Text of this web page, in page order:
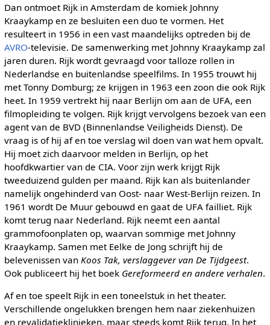
Dan ontmoet Rijk in Amsterdam de komiek Johnny
Kraaykamp en ze besluiten een duo te vormen. Het
resulteert in 1956 in een vast maandelijks optreden bij de
AVRO-televisie. De samenwerking met Johnny Kraaykamp zal
jaren duren. Rijk wordt gevraagd voor talloze rollen in
Nederlandse en buitenlandse speelfilms. In 1955 trouwt hij
met Tonny Domburg; ze krijgen in 1963 een zoon die ook Rijk
heet. In 1959 vertrekt hij naar Berlijn om aan de UFA, een
filmopleiding te volgen. Rijk krijgt vervolgens bezoek van een
agent van de BVD (Binnenlandse Veiligheids Dienst). De
vraag is of hij af en toe verslag wil doen van wat hem opvalt.
Hij moet zich daarvoor melden in Berlijn, op het
hoofdkwartier van de CIA. Voor zijn werk krijgt Rijk
tweeduizend gulden per maand. Rijk kan als buitenlander
namelijk ongehinderd van Oost- naar West-Berlijn reizen. In
1961 wordt De Muur gebouwd en gaat de UFA failliet. Rijk
komt terug naar Nederland. Rijk neemt een aantal
grammofoonplaten op, waarvan sommige met Johnny
Kraaykamp. Samen met Eelke de Jong schrijft hij de
belevenissen van Koos Tak, verslaggever van De Tijdgeest.
Ook publiceert hij het boek Gereformeerd en andere verhalen.
Af en toe speelt Rijk in een toneelstuk in het theater.
Verschillende ongelukken brengen hem naar ziekenhuizen
en revalidatieklinieken, maar steeds komt Rijk terug. In het